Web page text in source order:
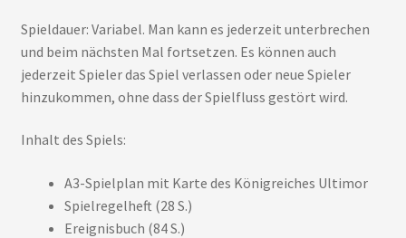
Spieldauer: Variabel. Man kann es jederzeit unterbrechen
und beim nächsten Mal fortsetzen. Es können auch
jederzeit Spieler das Spiel verlassen oder neue Spieler
hinzukommen, ohne dass der Spielfluss gestört wird.
Inhalt des Spiels:
A3-Spielplan mit Karte des Königreiches Ultimor
Spielregelheft (28 S.)
Ereignisbuch (84 S.)